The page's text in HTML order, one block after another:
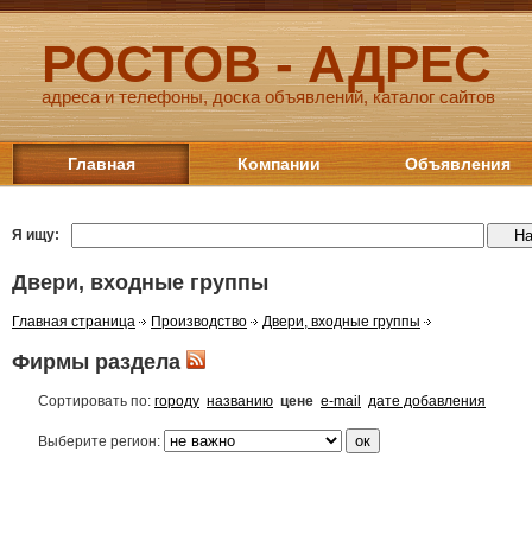
РОСТОВ - АДРЕС
адреса и телефоны, доска объявлений, каталог сайтов
Главная Компании Объявления
Я ищу:
Двери, входные группы
Главная страница Производство Двери, входные группы
Фирмы раздела
Сортировать по: городу названию цене e-mail дате добавления
Выберите регион: